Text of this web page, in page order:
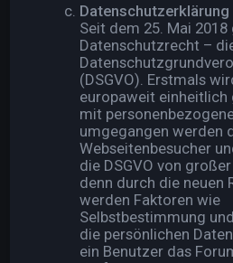
Datenschutzerklärung
Seit dem 25. Mai
Datenschutzrecht –
(DSGVO). Erstmals
europaweit einheitlich
mit
umgegangen werden
Webseitenbesucher
die DSGVO von
denn durch die neuen
werden Faktoren wie
Selbstbestimmung
die persönlichen
ein Benutzer das